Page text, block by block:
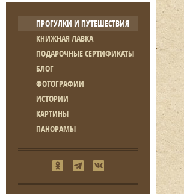
ПРОГУЛКИ И ПУТЕШЕСТВИЯ
КНИЖНАЯ ЛАВКА
ПОДАРОЧНЫЕ СЕРТИФИКАТЫ
БЛОГ
ФОТОГРАФИИ
ИСТОРИИ
КАРТИНЫ
ПАНОРАМЫ